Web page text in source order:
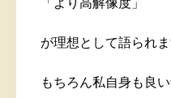
が理想として語られま
もちろん私自身も良